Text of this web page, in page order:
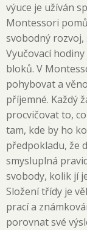
výuce je užíván
Montessori
svobodný
Vyučovací
bloků. V
pohybovat a
příjemné. Každý
procvičovat to,
tam, kde by ho
předpokladu, že
smysluplná
svobody, kolik jí
Složení třídy je
prací a
porovnat své